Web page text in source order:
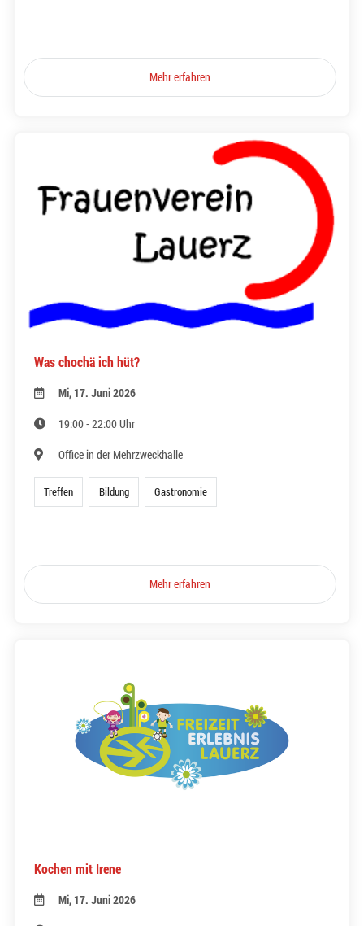
Mehr erfahren
Was chochä ich hüt?
Mi, 17. Juni 2026
19:00 - 22:00 Uhr
Office in der Mehrzweckhalle
Treffen Bildung Gastronomie
Mehr erfahren
Kochen mit Irene
Mi, 17. Juni 2026